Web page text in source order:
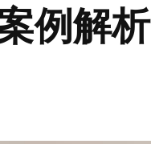
例解析